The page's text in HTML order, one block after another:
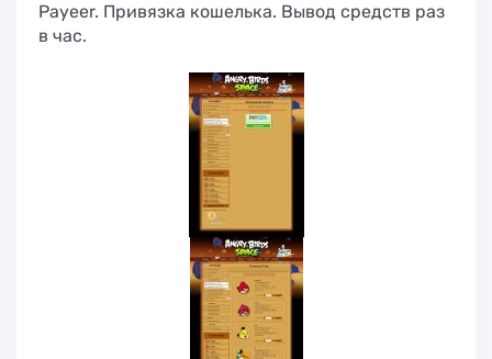
Payeer. Привязка кошелька. Вывод средств раз
в час.